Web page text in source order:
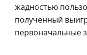
жадностью
полученный
первоначальные